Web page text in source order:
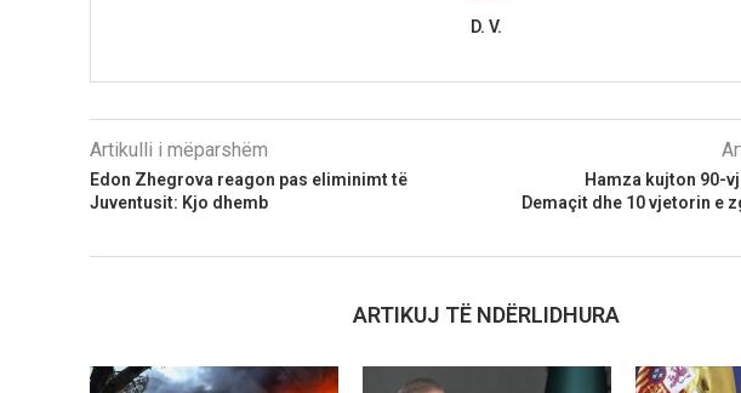
D. V.
Artikulli i mëparshëm
Edon Zhegrova reagon pas eliminimt të
Juventusit: Kjo dhemb
Hamza kujton 90-
Demaçit dhe 10 vjetorin e
ARTIKUJ TË NDËRLIDHURA